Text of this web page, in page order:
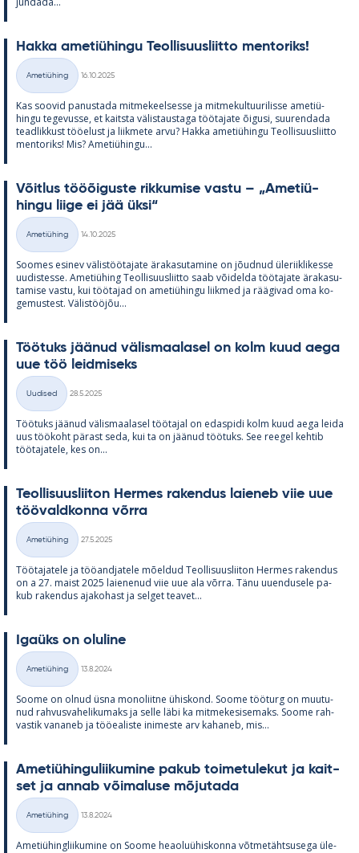
Hakka ame­tiü­hingu Teol­li­suus­liitto men­to­riks!
Kategooriad
Ametiühing
16.10.2025
Kas soo­vid pa­nus­tada mit­me­keel­sesse ja mit­me­kul­tuu­ri­lisse ame­tiü­
hingu te­ge­vusse, et kaitsta vä­lis­taus­taga töö­ta­jate õi­gusi, suu­ren­dada
tead­lik­kust töö­elust ja liik­mete arvu? Hakka ame­tiü­hingu Teol­li­suus­liitto
men­to­riks! Mis? Ame­tiü­hingu...
Võit­lus tööõi­guste rik­ku­mise vastu – „Ame­tiü­
hingu liige ei jää üksi“
Kategooriad
Ametiühing
14.10.2025
Soo­mes esi­nev vä­lis­töö­ta­jate ära­ka­su­ta­mine on jõud­nud üle­riikli­kesse
uu­dis­tesse. Ame­tiü­hing Teol­li­suus­liitto saab või­delda töö­ta­jate ära­ka­su­
ta­mise vastu, kui töö­ta­jad on ame­tiü­hingu liik­med ja rää­gi­vad oma ko­
ge­mus­test. Vä­lis­tööjõu...
Töö­tuks jää­nud vä­lis­maa­la­sel on kolm kuud aega
uue töö leid­mi­seks
Kategooriad
Uudised
28.5.2025
Töö­tuks jää­nud vä­lis­maa­la­sel töö­ta­jal on edas­pidi kolm kuud aega leida
uus töö­koht pä­rast seda, kui ta on jää­nud töö­tuks. See ree­gel keh­tib
töö­ta­ja­tele, kes on...
Teol­li­suus­lii­ton Her­mes ra­ken­dus lai­e­neb viie uue
töö­vald­konna võrra
Kategooriad
Ametiühing
27.5.2025
Töö­ta­ja­tele ja töö­and­ja­tele mõel­dud Teol­li­suus­lii­ton Her­mes ra­ken­dus
on a 27. maist 2025 lai­e­ne­nud viie uue ala võrra. Tänu uu­en­dusele pa­
kub ra­ken­dus aja­ko­hast ja sel­get tea­vet...
Igaüks on olu­line
Kategooriad
Ametiühing
13.8.2024
Soome on ol­nud üsna mo­no­liitne ühis­kond. Soome töö­turg on muu­tu­
nud rah­vus­va­he­li­ku­maks ja selle läbi ka mit­me­ke­si­se­maks. Soome rah­
vas­tik va­na­neb ja töö­ea­liste ini­meste arv ka­ha­neb, mis...
Ame­tiü­hin­gu­lii­ku­mine pa­kub toi­me­tu­le­kut ja kait­
set ja an­nab või­ma­luse mõ­ju­tada
Kategooriad
Ametiühing
13.8.2024
Ame­tiü­hinglii­ku­mine on Soome heao­luü­his­konna võt­me­täht­susega üle­